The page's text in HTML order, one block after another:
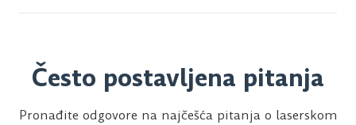
Često postavljena pitanja
Pronađite odgovore na najčešća pitanja o laserskom